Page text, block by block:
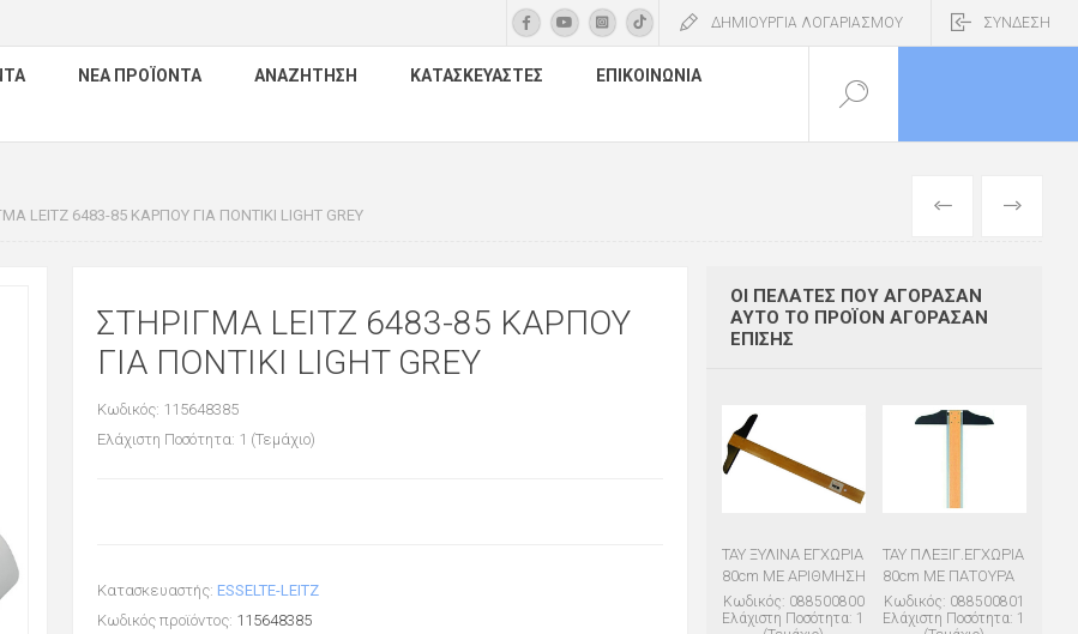
ΔΗΜΙΟΥΡΓΙΑ ΛΟΓΑΡΙΑΣΜΟΥ ΣΥΝΔΕΣΗ
ΝΈΑ ΠΡΟΪΌΝΤΑ ΑΝΑΖΉΤΗΣΗ ΚΑΤΑΣΚΕΥΑΣΤΈΣ
ΕΠΙΚΟΙΝΩΝΊΑ
LEITZ 6483-85 ΚΑΡΠΟΥ ΓΙΑ ΠΟΝΤΙΚΙ LIGHT GREY ΕΠΌΜΕΝΟ
ΣΤΗΡΙΓΜΑ LEITZ 6483-85 ΚΑΡΠΟΥ
ΓΙΑ ΠΟΝΤΙΚΙ LIGHT GREY
Κωδικός: 115648385
Ελάχιστη Ποσότητα: 1 (Τεμάχιο)
Κατασκευαστής: ESSELTE-LEITZ
Κωδικός προϊόντος: 115648385
ΟΙ ΠΕΛΆΤΕΣ ΠΟΥ ΑΓΌΡΑΣΑΝ
ΑΥΤΌ ΤΟ ΠΡΟΪΌΝ ΑΓΌΡΑΣΑΝ
ΕΠΊΣΗΣ
ΤΑΥ ΞΥΛΙΝΑ ΕΓΧΩΡΙΑ
80cm ΜΕ ΑΡΙΘΜΗΣΗ
Κωδικός: 088500800
Ελάχιστη Ποσότητα: 1
ΤΑΥ ΠΛΕΞΙΓ.ΕΓΧΩΡΙΑ
80cm ΜΕ ΠΑΤΟΥΡΑ
Κωδικός: 088500801
Ελάχιστη Ποσότητα: 1